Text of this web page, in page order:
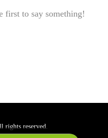
first to say something!
rights reserved.